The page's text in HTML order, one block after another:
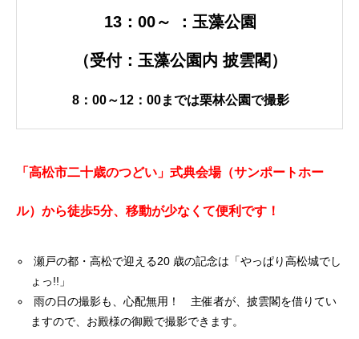
13：00～ ：玉藻公園
（受付：玉藻公園内 披雲閣）
8：00～12：00までは栗林公園で撮影
「高松市二十歳のつどい」式典会場（サンポートホー
ル）から徒歩5分、移動が少なくて便利です！
瀬戸の都・高松で迎える20 歳の記念は「やっぱり高松城でし
ょっ!!」
雨の日の撮影も、心配無用！ 主催者が、披雲閣を借りてい
ますので、お殿様の御殿で撮影できます。